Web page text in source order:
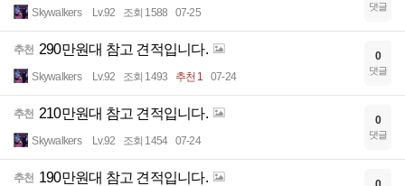
Skywalkers Lv.92 조회 1588 07-25 댓글
추천 290만원대 참고 견적입니다.
Skywalkers Lv.92 조회 1493 추천 1 07-24
0
댓글
추천 210만원대 참고 견적입니다.
Skywalkers Lv.92 조회 1454 07-24
0
댓글
추천 190만원대 참고 견적입니다.